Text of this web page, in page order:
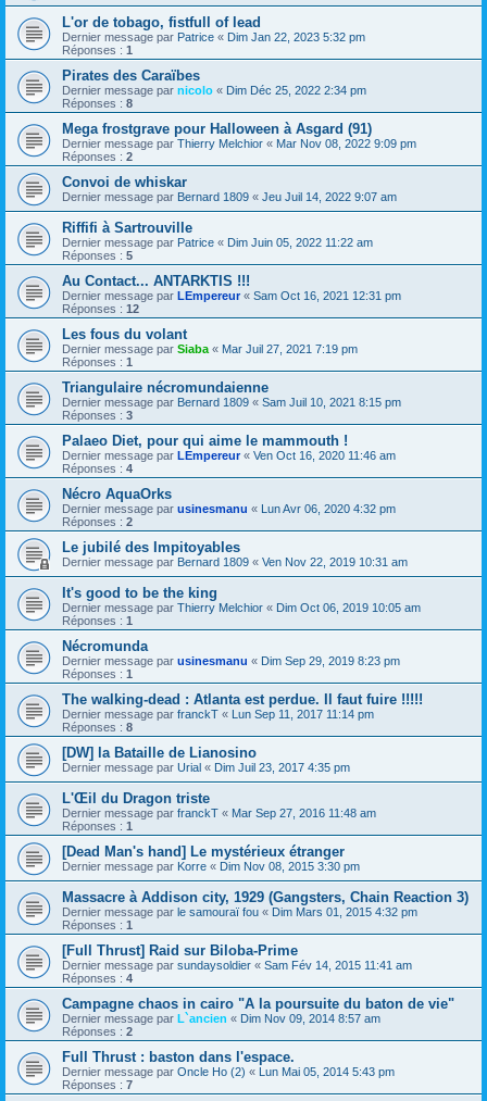
L'or de tobago, fistfull of lead
Dernier message par Patrice « Dim Jan 22, 2023 5:32 pm
Réponses : 1
Pirates des Caraïbes
Dernier message par nicolo « Dim Déc 25, 2022 2:34 pm
Réponses : 8
Mega frostgrave pour Halloween à Asgard (91)
Dernier message par Thierry Melchior « Mar Nov 08, 2022 9:09 pm
Réponses : 2
Convoi de whiskar
Dernier message par Bernard 1809 « Jeu Juil 14, 2022 9:07 am
Riffifi à Sartrouville
Dernier message par Patrice « Dim Juin 05, 2022 11:22 am
Réponses : 5
Au Contact... ANTARKTIS !!!
Dernier message par LEmpereur « Sam Oct 16, 2021 12:31 pm
Réponses : 12
Les fous du volant
Dernier message par Siaba « Mar Juil 27, 2021 7:19 pm
Réponses : 1
Triangulaire nécromundaienne
Dernier message par Bernard 1809 « Sam Juil 10, 2021 8:15 pm
Réponses : 3
Palaeo Diet, pour qui aime le mammouth !
Dernier message par LEmpereur« Ven Oct 16, 2020 11:46 am
Réponses : 4
Nécro AquaOrks
Dernier message par usinesmanu « Lun Avr 06, 2020 4:32 pm
Réponses : 2
Le jubilé des Impitoyables
Dernier message par Bernard 1809 « Ven Nov 22, 2019 10:31 am
It's good to be the king
Dernier message par Thierry Melchior « Dim Oct 06, 2019 10:05 am
Réponses : 1
Nécromunda
Dernier message par usinesmanu « Dim Sep 29, 2019 8:23 pm
Réponses : 1
The walking-dead : Atlanta est perdue. Il faut fuire !!!!!
Dernier message par franckT « Lun Sep 11, 2017 11:14 pm
Réponses : 8
[DW] la Bataille de Lianosino
Dernier message par Urial « Dim Juil 23, 2017 4:35 pm
L'Œil du Dragon triste
Dernier message par franckT « Mar Sep 27, 2016 11:48 am
Réponses : 1
[Dead Man's hand] Le mystérieux étranger
Dernier message par Korre « Dim Nov 08, 2015 3:30 pm
Massacre à Addison city, 1929 (Gangsters, Chain Reaction 3)
Dernier message par le samouraï fou « Dim Mars 01, 2015 4:32 pm
Réponses : 1
[Full Thrust] Raid sur Biloba-Prime
Dernier message par sundaysoldier « Sam Fév 14, 2015 11:41 am
Réponses : 4
Campagne chaos in cairo "A la poursuite du baton de vie"
Dernier message par L`ancien « Dim Nov 09, 2014 8:57 am
Réponses : 2
Full Thrust : baston dans l'espace.
Dernier message par Oncle Ho (2) « Lun Mai 05, 2014 5:43 pm
Réponses : 7